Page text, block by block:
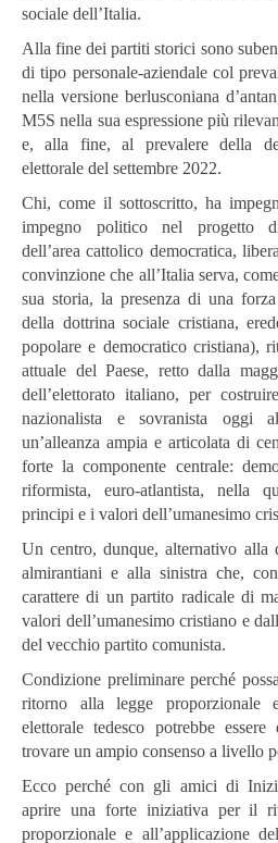
sociale dell’Italia.
Alla fine dei partiti storici sono
di tipo personale-aziendale col
nella versione berlusconiana
M5S nella sua espressione più
e, alla fine, al prevalere della
elettorale del settembre 2022.
Chi, come il sottoscritto, ha
impegno politico nel progetto
dell’area cattolico democratica,
convinzione che all’Italia serva,
sua storia, la presenza di una
della dottrina sociale cristiana,
popolare e democratico cristiana),
attuale del Paese, retto dalla
dell’elettorato italiano, per
nazionalista e sovranista oggi
un’alleanza ampia e articolata di
forte la componente centrale:
riformista, euro-atlantista, nella
principi e i valori dell’umanesimo
Un centro, dunque, alternativo alla
almirantiani e alla sinistra che,
carattere di un partito radicale di
valori dell’umanesimo cristiano e
del vecchio partito comunista.
Condizione preliminare perché
ritorno alla legge proporzionale
elettorale tedesco potrebbe
trovare un ampio consenso a livello
Ecco perché con gli amici di
aprire una forte iniziativa per il
proporzionale e all’applicazione